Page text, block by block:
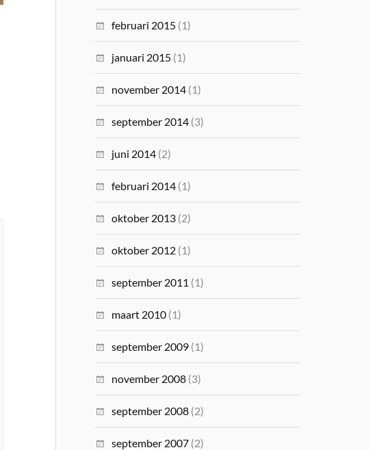
februari 2015 (1)
januari 2015 (1)
november 2014 (1)
september 2014 (3)
juni 2014 (2)
februari 2014 (1)
oktober 2013 (2)
oktober 2012 (1)
september 2011 (1)
maart 2010 (1)
september 2009 (1)
november 2008 (3)
september 2008 (2)
september 2007 (2)